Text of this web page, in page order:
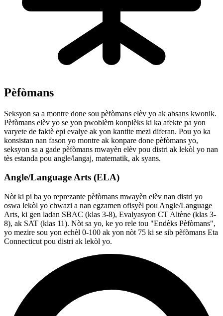
Pèfòmans
Seksyon sa a montre done sou pèfòmans elèv yo ak absans kwonik.
Pèfòmans elèv yo se yon pwoblèm konplèks ki ka afekte pa yon
varyete de faktè epi evalye ak yon kantite mezi diferan. Pou yo ka
konsistan nan fason yo montre ak konpare done pèfòmans yo,
seksyon sa a gade pèfòmans mwayèn elèv pou distri ak lekòl yo nan
tès estanda pou angle/langaj, matematik, ak syans.
Angle/Language Arts (ELA)
Nòt ki pi ba yo reprezante pèfòmans mwayèn elèv nan distri yo
oswa lekòl yo chwazi a nan egzamen ofisyèl pou Angle/Language
Arts, ki gen ladan SBAC (klas 3-8), Evalyasyon CT Altène (klas 3-
8), ak SAT (klas 11). Nòt sa yo, ke yo rele tou "Endèks Pèfòmans",
yo mezire sou yon echèl 0-100 ak yon nòt 75 ki se sib pèfòmans Eta
Connecticut pou distri ak lekòl yo.